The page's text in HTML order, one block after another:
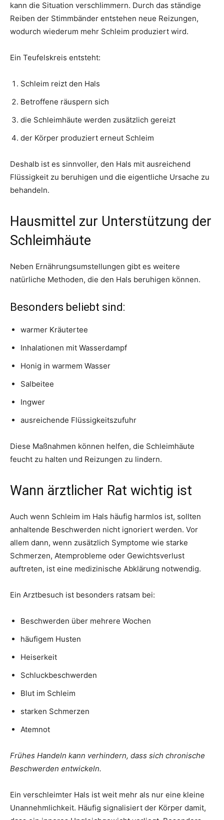
kann die Situation verschlimmern. Durch das ständige
Reiben der Stimmbänder entstehen neue Reizungen,
wodurch wiederum mehr Schleim produziert wird.
Ein Teufelskreis entsteht:
Schleim reizt den Hals
Betroffene räuspern sich
die Schleimhäute werden zusätzlich gereizt
der Körper produziert erneut Schleim
Deshalb ist es sinnvoller, den Hals mit ausreichend
Flüssigkeit zu beruhigen und die eigentliche Ursache zu
behandeln.
Hausmittel zur Unterstützung der
Schleimhäute
Neben Ernährungsumstellungen gibt es weitere
natürliche Methoden, die den Hals beruhigen können.
Besonders beliebt sind:
warmer Kräutertee
Inhalationen mit Wasserdampf
Honig in warmem Wasser
Salbeitee
Ingwer
ausreichende Flüssigkeitszufuhr
Diese Maßnahmen können helfen, die Schleimhäute
feucht zu halten und Reizungen zu lindern.
Wann ärztlicher Rat wichtig ist
Auch wenn Schleim im Hals häufig harmlos ist, sollten
anhaltende Beschwerden nicht ignoriert werden. Vor
allem dann, wenn zusätzlich Symptome wie starke
Schmerzen, Atemprobleme oder Gewichtsverlust
auftreten, ist eine medizinische Abklärung notwendig.
Ein Arztbesuch ist besonders ratsam bei:
Beschwerden über mehrere Wochen
häufigem Husten
Heiserkeit
Schluckbeschwerden
Blut im Schleim
starken Schmerzen
Atemnot
Frühes Handeln kann verhindern, dass sich chronische
Beschwerden entwickeln.
Ein verschleimter Hals ist weit mehr als nur eine kleine
Unannehmlichkeit. Häufig signalisiert der Körper damit,